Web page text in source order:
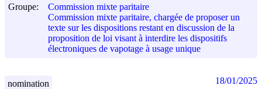
Groupe:
Commission mixte paritaire
Commission mixte paritaire, chargée de proposer un
texte sur les dispositions restant en discussion de la
proposition de loi visant à interdire les dispositifs
électroniques de vapotage à usage unique
nomination 18/01/2025